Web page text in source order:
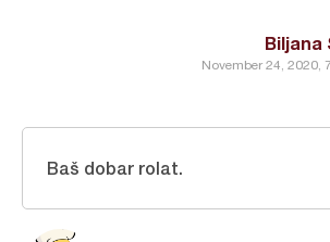
Biljana
November 24, 2020,
Baš dobar rolat.